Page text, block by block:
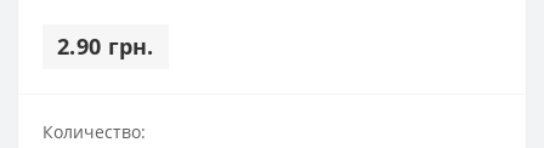
2.90 грн.
Количество: